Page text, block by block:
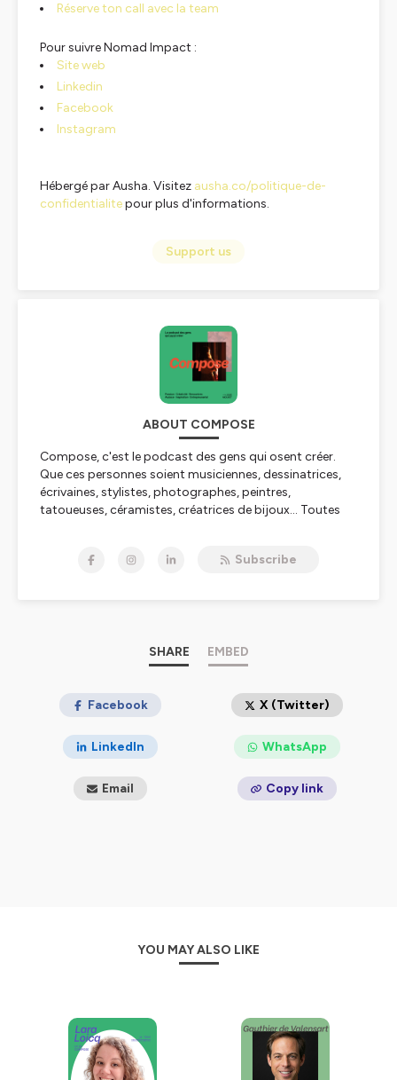
Réserve ton call avec la team
Pour suivre Nomad Impact :
Site web
Linkedin
Facebook
Instagram
Hébergé par Ausha. Visitez ausha.co/politique-de-
confidentialitepour plus d'informations.
Support us
ABOUT COMPOSE
Compose, c'est le podcast des gens qui osent créer.
Que ces personnes soient musiciennes, dessinatrices,
écrivaines, stylistes, photographes, peintres,
tatoueuses, céramistes, créatrices de bijoux... Toutes
Hébergé par Ausha. Visitez
ausha.co/politique-de-
Subscribe
SHARE EMBED
Facebook X (Twitter)
LinkedIn WhatsApp
Email Copy link
YOU MAY ALSO LIKE